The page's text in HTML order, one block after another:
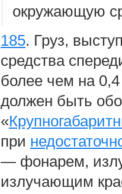
окружающую
185. Груз,
средства
более чем на 0,4
должен быть
«
при
— фонарем,
излучающим